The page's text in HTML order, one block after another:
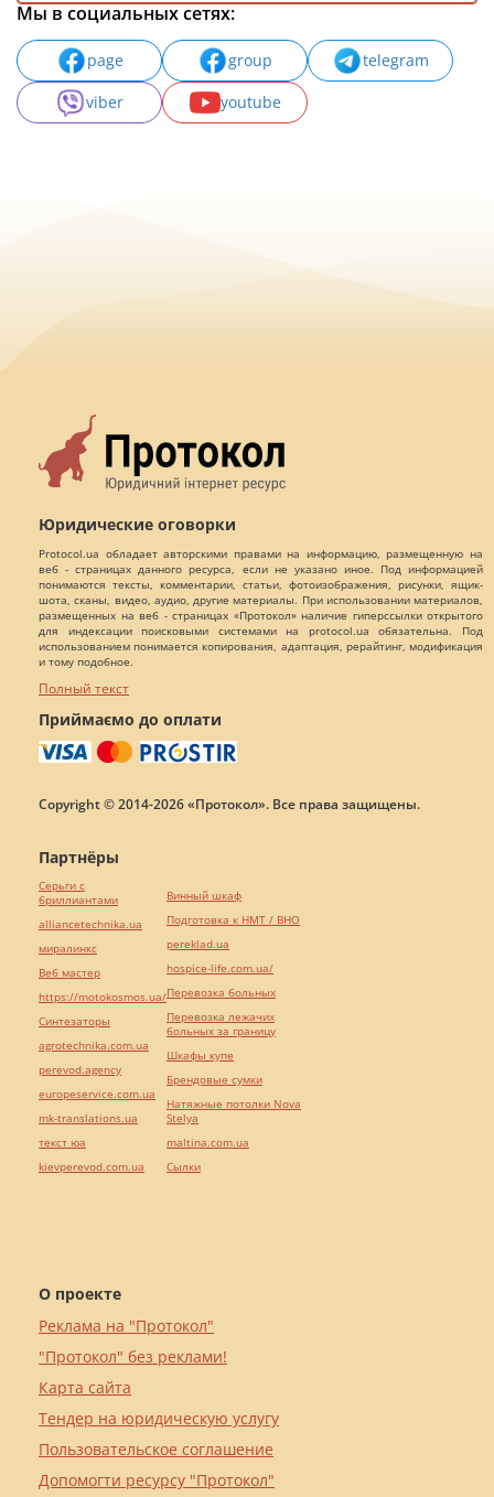
Мы в социальных сетях:
page group
telegram
viber
youtube
Юридические оговорки
Protocol.ua обладает авторскими правами на информацию, размещенную на
веб - страницах данного ресурса, если не указано иное. Под информацией
понимаются тексты, комментарии, статьи, фотоизображения, рисунки, ящик-
шота, сканы, видео, аудио, другие материалы. При использовании материалов,
размещенных на веб - страницах «Протокол» наличие гиперссылки открытого
для индексации поисковыми системами на protocol.ua обязательна. Под
использованием понимается копирования, адаптация, рерайтинг, модификация
и тому подобное.
Полный текст
Приймаємо до оплати
Copyright © 2014-2026 «Протокол». Все права защищены.
О проекте
Реклама на "Протокол"
"Протокол" без реклами!
Карта сайта
Тендер на юридическую услугу
Пользовательское соглашение
Допомогти ресурсу "Протокол"
Партнёры
Серьги с
бриллиантами
alliancetechnika.ua
миралинкс
Веб мастер
https://motokosmos.ua/
Синтезаторы
agrotechnika.com.ua
perevod.agency
europeservice.com.ua
mk-translations.ua
текст юа
kievperevod.com.ua
Винный шкаф
Подготовка к НМТ / ВНО
pereklad.ua
hospice-life.com.ua/
Перевозка больных
Перевозка лежачих
больных за границу
Шкафы купе
Брендовые сумки
Натяжные потолки Nova
Stelya
maltina.com.ua
Cылки